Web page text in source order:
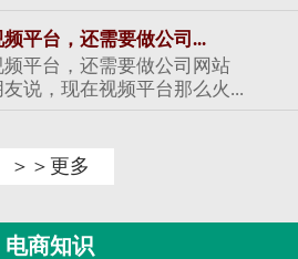
平台，还需要做公司...
平台，还需要做公司网站
说，现在视频平台那么火...
＞＞更多
电商知识